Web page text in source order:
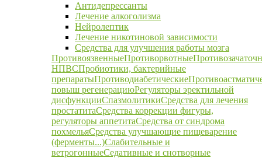
Антидепрессанты
Лечение алкоголизма
Нейролептик
Лечение никотиновой зависимости
Средства для улучшения работы мозга
ПротивоязвенныеПротиворвотные
НПВСПробиотики, бактерийные
препаратыПротиводиабетические
повыш регенерациюРегуляторы эректильной
дисфункцииСпазмолитикиСредства для лечения
простатитаСредства коррекции фигуры,
регуляторы аппетитаСредства от синдрома
похмельяСредства улучшающие пищеварение
(ферменты...)Слабительные и
ветрогонныеСедативные и снотворные